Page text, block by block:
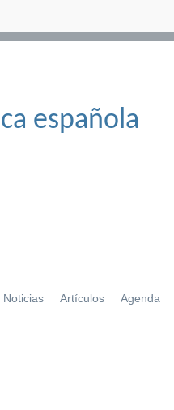
española
Noticias Artículos Agenda